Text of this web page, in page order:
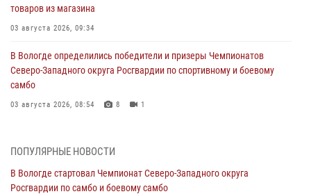
товаров из магазина
03 августа 2026, 09:34
В Вологде определились победители и призеры Чемпионатов
Северо-Западного округа Росгвардии по спортивному и боевому
самбо
03 августа 2026, 08:54 8 1
ОХРАНЫ РОСГВАРДИИ В ВОЛОГОДСКОЙ ОБЛАСТИ ЗАДЕРЖАНО 23
02 августа 2026, 10:37
ПОПУЛЯРНЫЕ НОВОСТИ
В Вологде стартовал Чемпионат Северо-Западного округа
Росгвардии по самбо и боевому самбо